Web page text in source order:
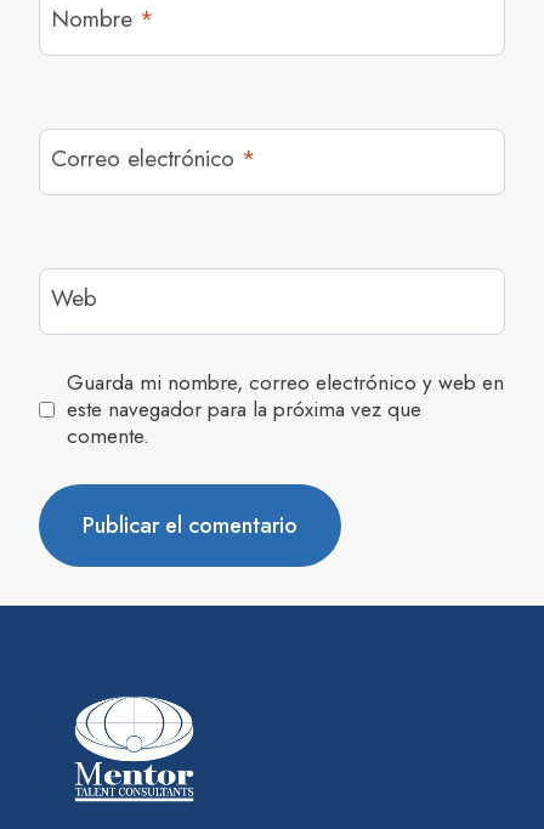
Nombre *
Correo electrónico *
Web
Guarda mi nombre, correo electrónico y web en
este navegador para la próxima vez que
comente.